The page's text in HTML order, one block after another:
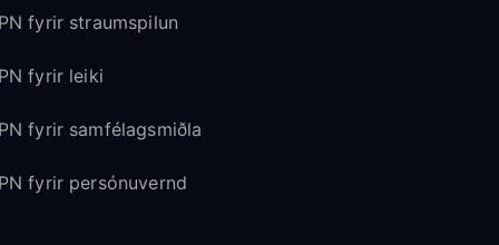
fyrir straumspilun
fyrir leiki
fyrir samfélagsmiðla
fyrir persónuvernd